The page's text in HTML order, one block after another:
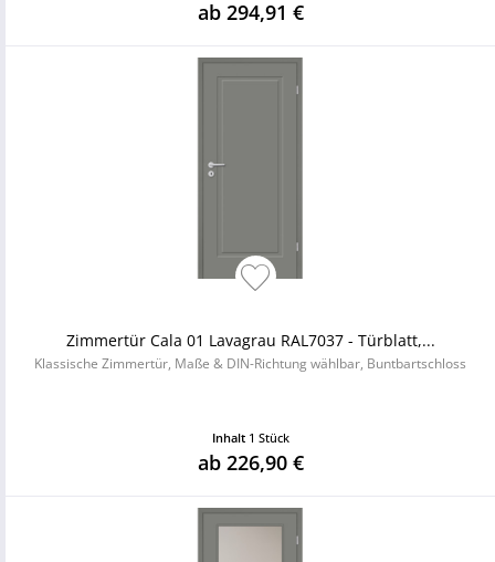
ab 294,91 €
Zimmertür Cala 01 Lavagrau RAL7037 - Türblatt,...
Klassische Zimmertür, Maße & DIN-Richtung wählbar, Buntbartschloss
Inhalt 1 Stück
ab 226,90 €